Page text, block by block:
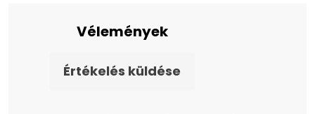
Vélemények
Értékelés küldése